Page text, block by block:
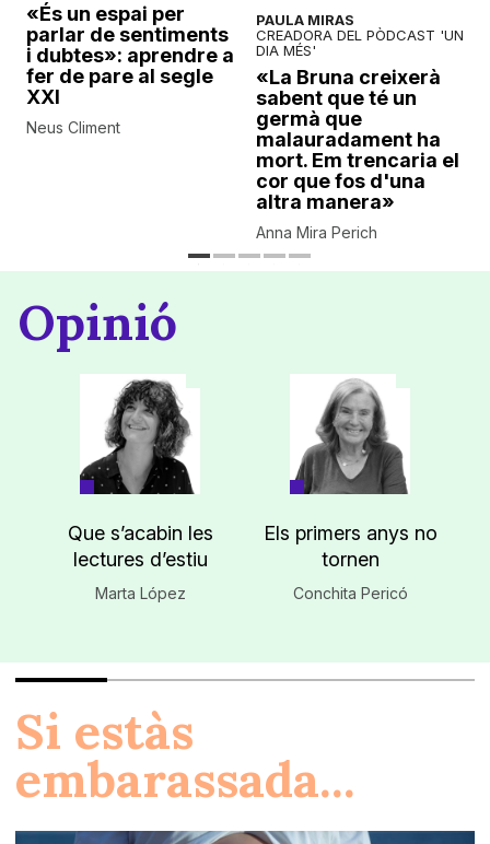
«És un espai per
parlar de sentiments
i dubtes»: aprendre a
fer de pare al segle
XXI
Neus Climent
PAULA MIRAS
CREADORA DEL PÒDCAST 'UN
DIA MÉS'
«La Bruna creixerà
sabent que té un
germà que
malauradament ha
mort. Em trencaria el
cor que fos d'una
altra manera»
Anna Mira Perich
Opinió
Que s’acabin les
lectures d’estiu
Marta López
Els primers anys no
tornen
Conchita Pericó
Si estàs
embarassada...